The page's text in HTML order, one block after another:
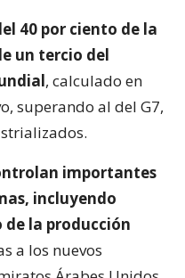
40 por ciento de la
un tercio del
, calculado en
superando al del G7,
importantes
incluyendo
de la producción
a los nuevos